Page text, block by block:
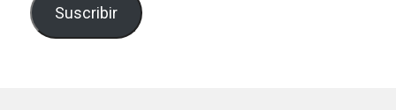
Suscribir